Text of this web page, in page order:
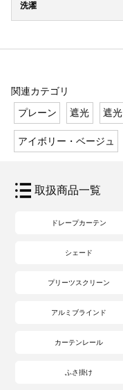
洗濯
関連カテゴリ
プレーン
遮光 遮光
アイボリー・ベージュ
取扱商品一覧
ドレープカーテン
シェード
プリーツスクリーン
アルミブラインド
カーテンレール
ふさ掛け